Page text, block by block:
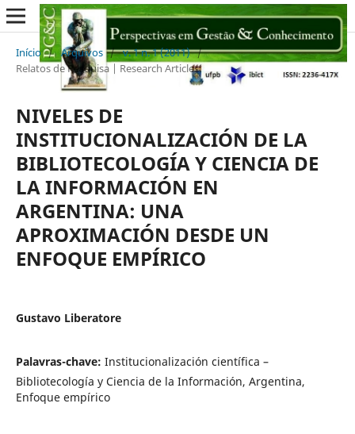
Início / Arquivos / v. 1 n. 1 (2011) /
Relatos de Pesquisa | Research Articles
NIVELES DE
INSTITUCIONALIZACIÓN DE LA
BIBLIOTECOLOGÍA Y CIENCIA DE
LA INFORMACIÓN EN
ARGENTINA: UNA
APROXIMACIÓN DESDE UN
ENFOQUE EMPÍRICO
Gustavo Liberatore
Palavras-chave: Institucionalización científica –
Bibliotecología y Ciencia de la Información, Argentina,
Enfoque empírico